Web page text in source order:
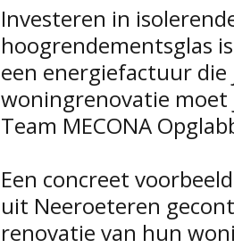
Investeren in
hoogrendementsglas
een energiefactuur die
woningrenovatie
Team MECONA
Een concreet
uit Neeroeteren
renovatie van hun